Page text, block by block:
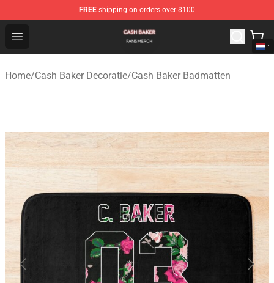
FREE shipping on orders over $100
Open menu
Cash Baker Shop - Official Cash Baker Merchandise
Home/Cash Baker Decoratie/Cash Baker Badmatten